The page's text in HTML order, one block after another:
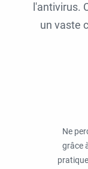
l'antivirus.
un vaste
Ne
grâce